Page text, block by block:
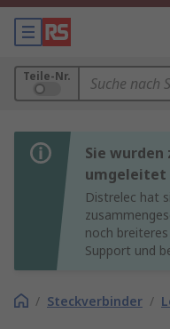
Teile-Nr.
Sie wurden
umgeleitet
Distrelec hat
noch
Support und
/ Steckverbinder /